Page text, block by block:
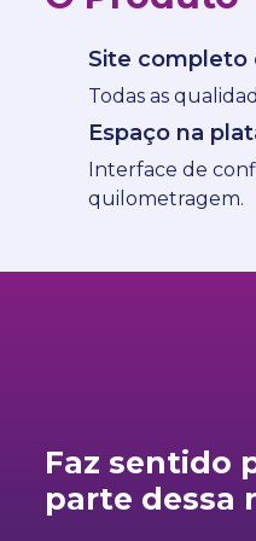
Site completo
Todas as
Espaço na
Interface de
quilometragem.
Faz sentido
parte dessa